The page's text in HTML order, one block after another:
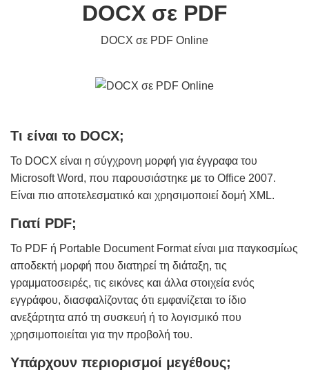
DOCX σε PDF
DOCX σε PDF Online
Τι είναι το DOCX;
Το DOCX είναι η σύγχρονη μορφή για έγγραφα του
Microsoft Word, που παρουσιάστηκε με το Office 2007.
Είναι πιο αποτελεσματικό και χρησιμοποιεί δομή XML.
Γιατί PDF;
Το PDF ή Portable Document Format είναι μια παγκοσμίως
αποδεκτή μορφή που διατηρεί τη διάταξη, τις
γραμματοσειρές, τις εικόνες και άλλα στοιχεία ενός
εγγράφου, διασφαλίζοντας ότι εμφανίζεται το ίδιο
ανεξάρτητα από τη συσκευή ή το λογισμικό που
χρησιμοποιείται για την προβολή του.
Υπάρχουν περιορισμοί μεγέθους;